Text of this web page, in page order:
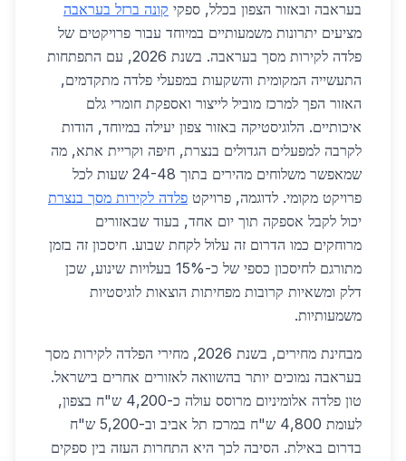
בעראבה ובאזור הצפון בכלל, ספקי קונה ברזל בעראבה
מציעים יתרונות משמעותיים במיוחד עבור פרויקטים של
פלדה לקירות מסך בעראבה. בשנת 2026, עם התפתחות
התעשייה המקומית והשקעות במפעלי פלדה מתקדמים,
האזור הפך למרכז מוביל לייצור ואספקת חומרי גלם
איכותיים. הלוגיסטיקה באזור צפון יעילה במיוחד, הודות
לקרבה למפעלים הגדולים בנצרת, חיפה וקריית אתא, מה
שמאפשר משלוחים מהירים בתוך 24-48 שעות לכל
פרויקט מקומי. לדוגמה, פרויקט פלדה לקירות מסך בנצרת
יכול לקבל אספקה תוך יום אחד, בעוד שבאזורים
מרוחקים כמו הדרום זה עלול לקחת שבוע. חיסכון זה בזמן
מתורגם לחיסכון כספי של כ-15% בעלויות שינוע, שכן
דלק ומשאיות קרובות מפחיתות הוצאות לוגיסטיות
משמעותיות.
מבחינת מחירים, בשנת 2026, מחירי הפלדה לקירות מסך
בעראבה נמוכים יותר בהשוואה לאזורים אחרים בישראל.
טון פלדה אלומיניום מרוסס עולה כ-4,200 ש"ח בצפון,
לעומת 4,800 ש"ח במרכז תל אביב וב-5,200 ש"ח
בדרום באילת. הסיבה לכך היא התחרות העזה בין ספקים